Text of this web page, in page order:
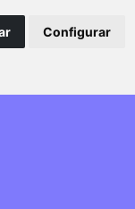
Configurar